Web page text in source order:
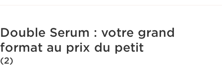
Double Serum : votre grand
format au prix du petit
(2)